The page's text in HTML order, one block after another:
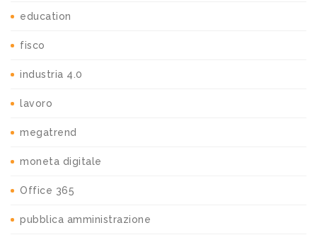
education
fisco
industria 4.0
lavoro
megatrend
moneta digitale
Office 365
pubblica amministrazione